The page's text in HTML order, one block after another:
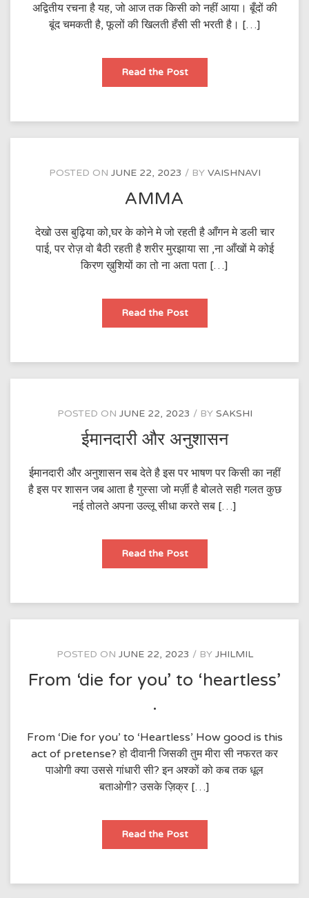
अद्वितीय रचना है यह, जो आज तक किसी को नहीं आया। बूँदों की
बूंद चमकती है, फूलों की खिलती हँसी सी भरती है। […]
Read the PostPOEM
POSTED ON JUNE 22, 2023 BY VAISHNAVI
AMMA
देखो उस बुढ़िया को,घर के कोने मे जो रहती है आँगन मे डली चार
पाई, पर रोज़ वो बैठी रहती है शरीर मुरझाया सा ,ना आँखों मे कोई
किरण ख़ुशियों का तो ना अता पता […]
Read the PostAMMA
POSTED ON JUNE 22, 2023 BY SAKSHI
ईमानदारी और अनुशासन
ईमानदारी और अनुशासन सब देते है इस पर भाषण पर किसी का नहीं
है इस पर शासन जब आता है गुस्सा जो मर्ज़ी है बोलते सही गलत कुछ
नई तोलते अपना उल्लू सीधा करते सब […]
Read the Postईमानदारी
अनुशासन
POSTED ON JUNE 22, 2023 BY JHILMIL
From ‘die for you’ to ‘heartless’
.
From ‘Die for you’ to ‘Heartless’ How good is this
act of pretense? हो दीवानी जिसकी तुम मीरा सी नफरत कर
पाओगी क्या उससे गांधारी सी? इन अश्कों को कब तक धूल
बताओगी? उसके ज़िक्र […]
Read the PostFrom
for
‘heartless’